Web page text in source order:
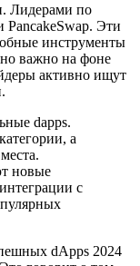
Лидерами по
PancakeSwap. Эти
инструменты
важно на фоне
активно ищут
dapps.
а
новые
с
dApps 2024